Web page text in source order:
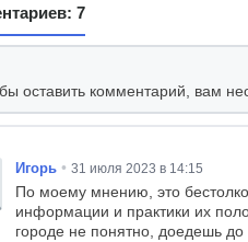
7
оставить комментарий, вам
Игорь • 31 июля 2023 в 14:15
По моему мнению, это
информации и практики их
городе не понятно, доедешь